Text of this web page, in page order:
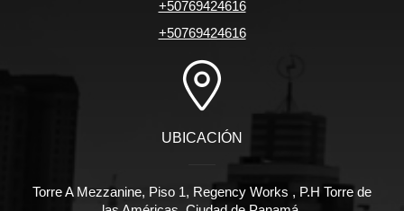
+50769424616
+50769424616
UBICACIÓN
Torre A Mezzanine, Piso 1, Regency Works , P.H Torre de